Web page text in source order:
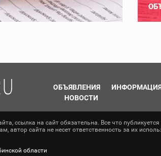
ОБЪЯВЛЕНИЯ
НОВОСТИ
ссылка на сайт обязательна. Все что публикуется
автор сайта не несет ответственность за их
области